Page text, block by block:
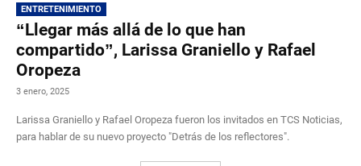
ENTRETENIMIENTO
“Llegar más allá de lo que han
compartido”, Larissa Graniello y Rafael
Oropeza
3 enero, 2025
Larissa Graniello y Rafael Oropeza fueron los invitados en TCS Noticias,
para hablar de su nuevo proyecto "Detrás de los reflectores".